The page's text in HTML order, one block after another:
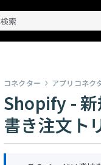
検索
コネクター アプリコネク
Shopify -
書き注文ト